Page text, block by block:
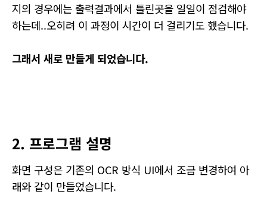
지의 경우에는 출력결과에서 틀린곳을 일일이 점검해야
하는데..오히려 이 과정이 시간이 더 걸리기도 했습니다.
그래서 새로 만들게 되었습니다.
2. 프로그램 설명
화면 구성은 기존의 OCR 방식 UI에서 조금 변경하여 아
래와 같이 만들었습니다.